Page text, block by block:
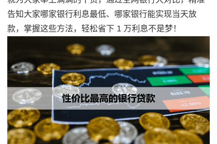
告知大家哪家银行利息最低、哪家银行能实现当天放
款，掌握这些方法，轻松省下 1 万利息不是梦！